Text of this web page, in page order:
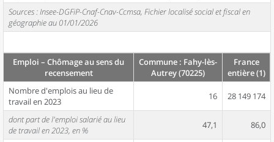
Sources : Insee-DGFiP-Cnaf-Cnav-Ccmsa, Fichier localisé social et fiscal en
géographie au 01/01/2026
Emploi – Chômage au sens du
recensement
Commune : Fahy-lès-
Autrey (70225)
France
entière (1)
Nombre d'emplois au lieu de
travail en 2023
16 28 149 174
dont part de l'emploi salarié au lieu
de travail en 2023, en %
47,1 86,0